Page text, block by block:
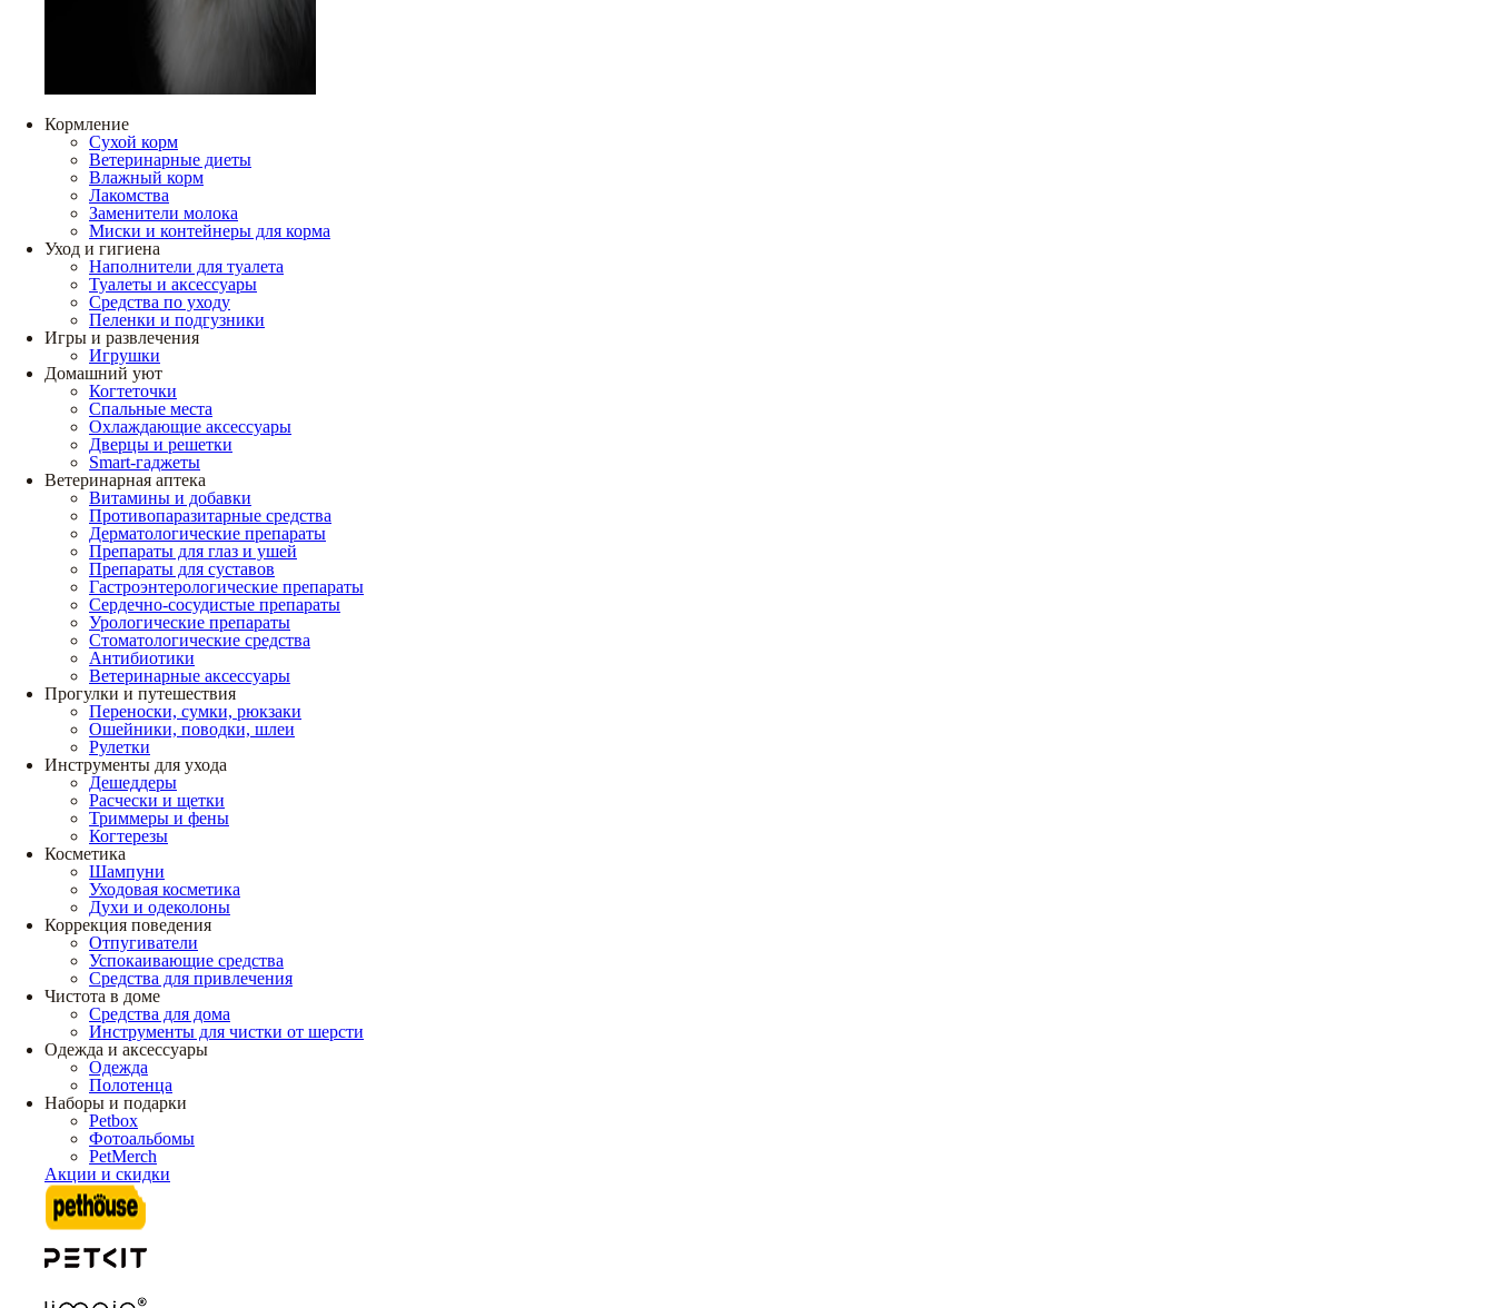
Кормление
Сухой корм
Ветеринарные диеты
Влажный корм
Лакомства
Заменители молока
Миски и контейнеры для корма
Уход и гигиена
Наполнители для туалета
Туалеты и аксессуары
Средства по уходу
Пеленки и подгузники
Игры и развлечения
Игрушки
Домашний уют
Когтеточки
Спальные места
Охлаждающие аксессуары
Дверцы и решетки
Smart-гаджеты
Ветеринарная аптека
Витамины и добавки
Противопаразитарные средства
Дерматологические препараты
Препараты для глаз и ушей
Препараты для суставов
Гастроэнтерологические препараты
Сердечно-сосудистые препараты
Урологические препараты
Стоматологические средства
Антибиотики
Ветеринарные аксессуары
Прогулки и путешествия
Переноски, сумки, рюкзаки
Ошейники, поводки, шлеи
Рулетки
Инструменты для ухода
Дешеддеры
Расчески и щетки
Триммеры и фены
Когтерезы
Косметика
Шампуни
Уходовая косметика
Духи и одеколоны
Коррекция поведения
Отпугиватели
Успокаивающие средства
Средства для привлечения
Чистота в доме
Средства для дома
Инструменты для чистки от шерсти
Одежда и аксессуары
Одежда
Полотенца
Наборы и подарки
Petbox
Фотоальбомы
PetMerch
Акции и скидки